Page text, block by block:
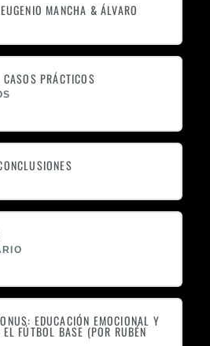
MANCHA & ÁLVARO
PRÁCTICOS
EDUCACIÓN EMOCIONAL Y
FÚTBOL BASE (POR RUBÉN